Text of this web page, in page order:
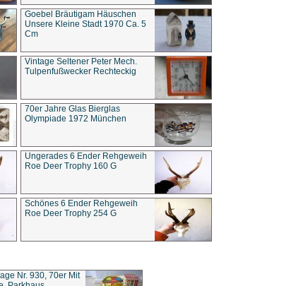
Goebel Bräutigam Häuschen
Unsere Kleine Stadt 1970 Ca. 5
Cm
Vintage Seltener Peter Mech.
Tulpenfußwecker Rechteckig
70er Jahre Glas Bierglas
Olympiade 1972 München
Ungerades 6 Ender Rehgeweih
Roe Deer Trophy 160 G
Schönes 6 Ender Rehgeweih
Roe Deer Trophy 254 G
Nr. 930, 70er Mit